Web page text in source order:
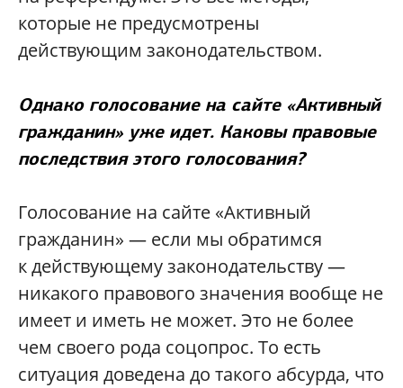
которые не предусмотрены
действующим законодательством.
Однако голосование на сайте «Активный
гражданин» уже идет. Каковы правовые
последствия этого голосования?
Голосование на сайте «Активный
гражданин» — если мы обратимся
к действующему законодательству —
никакого правового значения вообще не
имеет и иметь не может. Это не более
чем своего рода соцопрос. То есть
ситуация доведена до такого абсурда, что